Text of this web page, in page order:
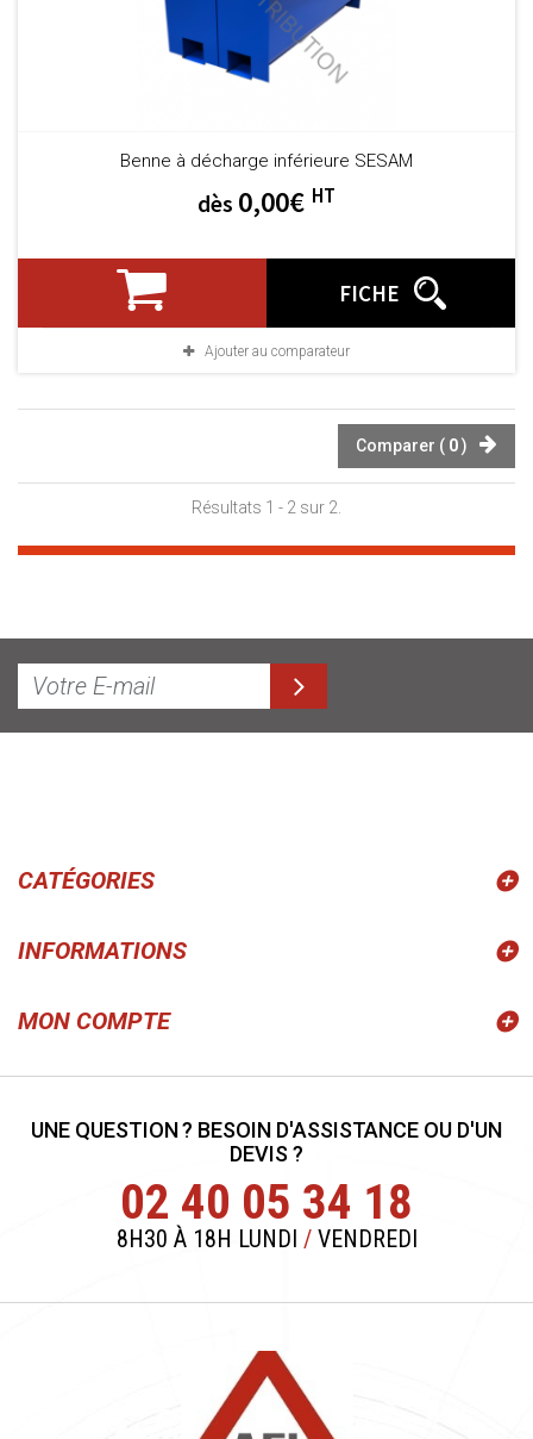
Benne à décharge inférieure SESAM
dès 0,00€ HT
FICHE
Ajouter au comparateur
Comparer ( 0)
Résultats 1 - 2 sur 2.
CATÉGORIES
INFORMATIONS
MON COMPTE
UNE QUESTION ? BESOIN D'ASSISTANCE OU D'UN
DEVIS ?
02 40 05 34 18
8H30 À 18H LUNDI /VENDREDI